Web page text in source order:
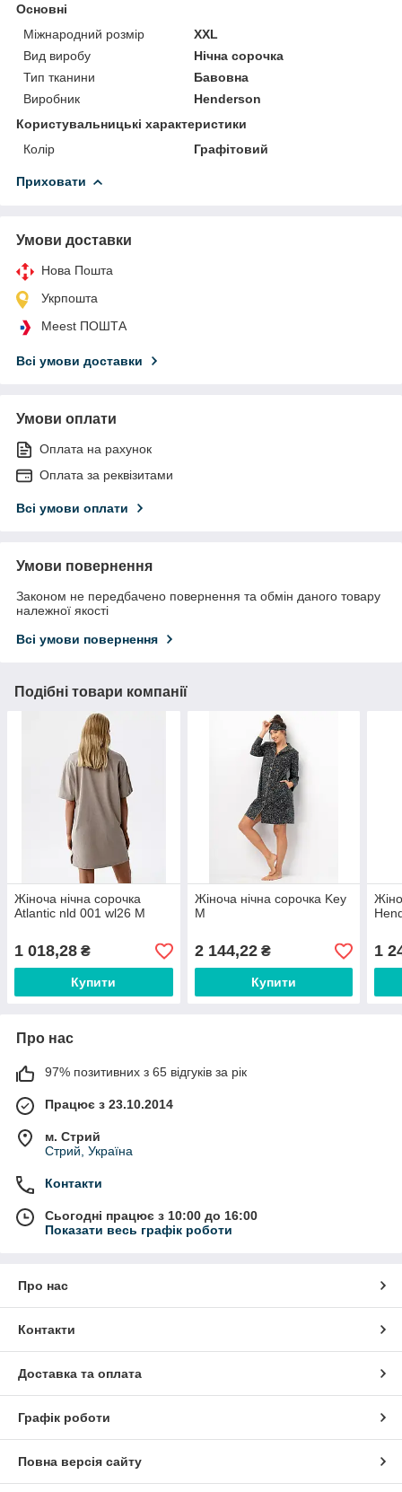
Основні
Міжнародний розмір
XXL
Вид виробу
Нічна сорочка
Тип тканини
Бавовна
Виробник
Henderson
Користувальницькі характеристики
Колір
Графітовий
Приховати
Умови доставки
Нова Пошта
Укрпошта
Meest ПОШТА
Всі умови доставки
Умови оплати
Оплата на рахунок
Оплата за реквізитами
Всі умови оплати
Умови повернення
Законом не передбачено повернення та обмін даного товару
належної якості
Всі умови повернення
Подібні товари компанії
Жіноча нічна сорочка
Atlantic nld 001 wl26 M
1 018,28 ₴
Купити
Жіноча нічна сорочка Key
M
2 144,22₴
Купити
1
Про нас
97% позитивних з 65 відгуків за рік
Працює з 23.10.2014
м. Стрий
Стрий, Україна
Контакти
Сьогодні працює з 10:00 до 16:00
Показати весь графік роботи
Про нас
Контакти
Доставка та оплата
Графік роботи
Повна версія сайту